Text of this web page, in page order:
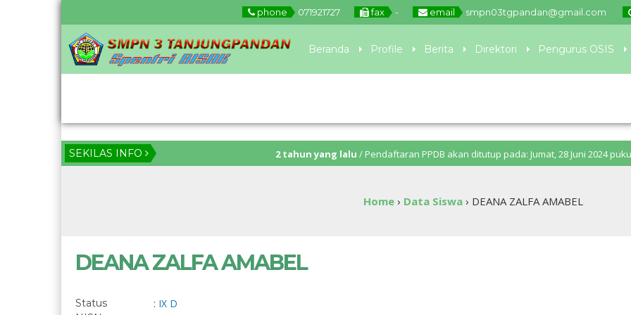
phone 071921727 fax - email smpn03tgpandan@gmail.com
Beranda Profile Berita Direktori Pengurus OSIS
SEKILAS INFO 2 tahun yang lalu/ Pendaftaran PPDB akan ditutup pada: Jumat, 28 Juni 2024 pukul 11.00
Home › Data Siswa › DEANA ZALFA AMABEL
DEANA ZALFA AMABEL
Status : IX D